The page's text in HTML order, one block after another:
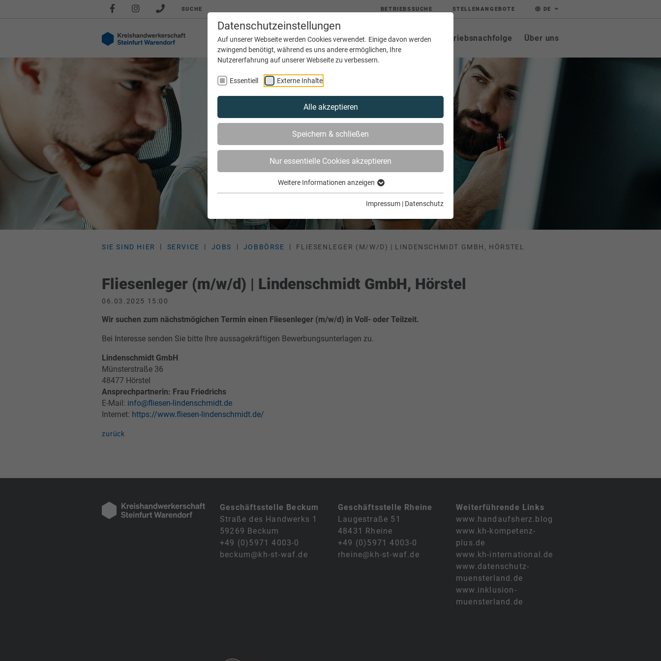
Datenschutzeinstellungen
Auf unserer Webseite werden Cookies verwendet. Einige davon werden
zwingend benötigt, während es uns andere ermöglichen, Ihre
Nutzererfahrung auf unserer Webseite zu verbessern.
Essentiell Externe Inhalte
Alle akzeptieren
Speichern & schließen
Nur essentielle Cookies akzeptieren
Weitere Informationen anzeigen
Impressum | Datenschutz
SUCHE BETRIEBSSUCHE STELLENANGEBOTE DE
Aktuelles Service Bildung Innungen Netzwerke Betriebsnachfolge Über uns
SIE SIND HIER SERVICE JOBS JOBBÖRSE FLIESENLEGER (M/W/D) | LINDENSCHMIDT GMBH, HÖRSTEL
Fliesenleger (m/w/d) | Lindenschmidt GmbH, Hörstel
06.03.2025 15:00
Wir suchen zum nächstmögichen Termin einen Fliesenleger (m/w/d) in Voll- oder Teilzeit.
Bei Interesse senden Sie bitte Ihre aussagekräftigen Bewerbungsunterlagen zu.
Lindenschmidt GmbH
Münsterstraße 36
48477 Hörstel
Ansprechpartnerin: Frau Friedrichs
E-Mail: info@fliesen-lindenschmidt.de
Internet: https://www.fliesen-lindenschmidt.de/
zurück
Geschäftsstelle Beckum
Straße des Handwerks 1
59269 Beckum
+49 (0)5971 4003-0
beckum@kh-st-waf.de
Geschäftsstelle Rheine
Laugestraße 51
48431 Rheine
+49 (0)5971 4003-0
rheine@kh-st-waf.de
Weiterführende Links
www.handaufsherz.blog
www.kh-kompetenz-
plus.de
www.kh-international.de
www.datenschutz-
muensterland.de
www.inklusion-
muensterland.de